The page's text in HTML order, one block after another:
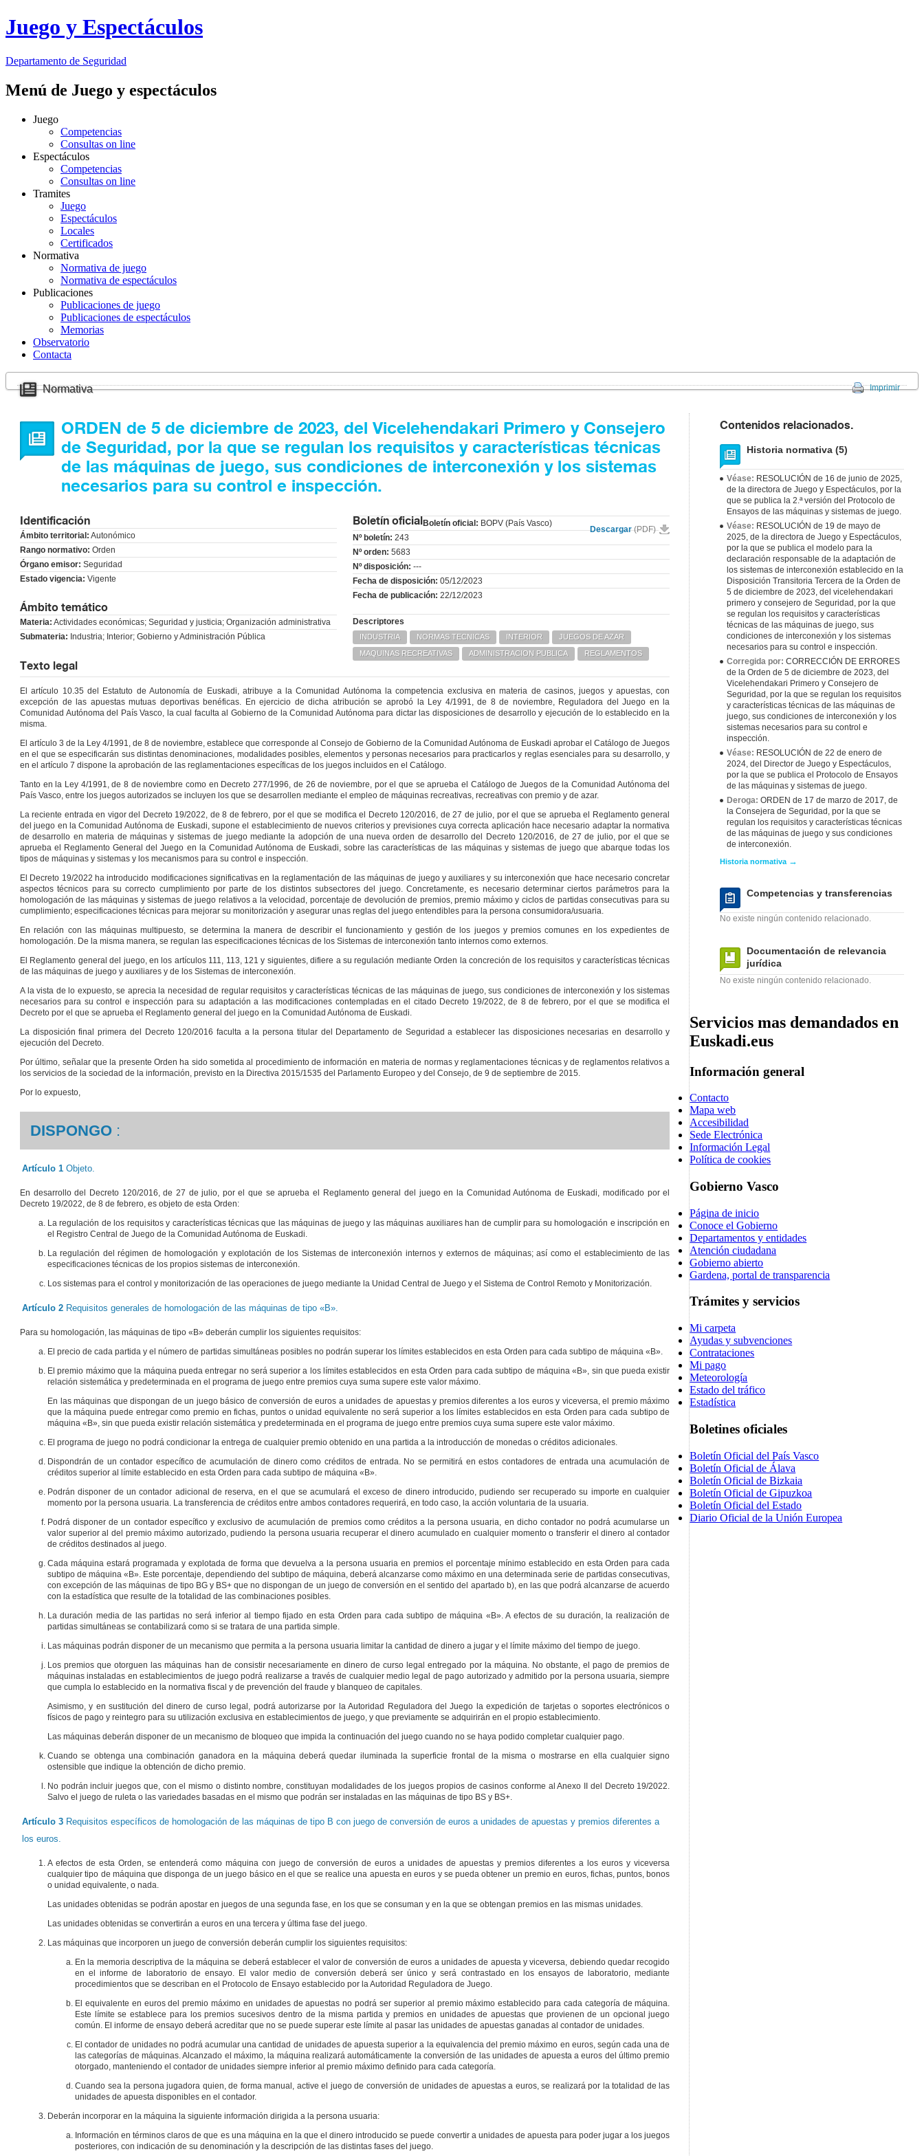
Juego y Espectáculos
Departamento de Seguridad
Menú de Juego y espectáculos
Juego
Competencias
Consultas on line
Espectáculos
Competencias
Consultas on line
Tramites
Juego
Espectáculos
Locales
Certificados
Normativa
Normativa de juego
Normativa de espectáculos
Publicaciones
Publicaciones de juego
Publicaciones de espectáculos
Memorias
Observatorio
Contacta
Normativa Imprimir
ORDEN de 5 de diciembre de 2023, del Vicelehendakari Primero y Consejero
de Seguridad, por la que se regulan los requisitos y características técnicas
de las máquinas de juego, sus condiciones de interconexión y los sistemas
necesarios para su control e inspección.
Identificación
Ámbito territorial: Autonómico
Rango normativo: Orden
Órgano emisor: Seguridad
Estado vigencia: Vigente
Boletín oficial
Descargar(PDF)
Boletín oficial: BOPV (País Vasco)
Nº boletín: 243
Nº orden: 5683
Nº disposición: ---
Fecha de disposición: 05/12/2023
Fecha de publicación: 22/12/2023
Ámbito temático
Materia: Actividades económicas; Seguridad y justicia; Organización administrativa
Submateria: Industria; Interior; Gobierno y Administración Pública
Descriptores
INDUSTRIA NORMAS TECNICAS INTERIOR
JUEGOS DE AZAR
MAQUINAS RECREATIVAS
ADMINISTRACION PUBLICA REGLAMENTOS
Texto legal
MONITORIZACIÓN Y
CONTROL DE SISTEMAS
El artículo 10.35 del Estatuto de Autonomía de Euskadi, atribuye a la Comunidad Autónoma la competencia exclusiva en materia de casinos, juegos y apuestas, con
excepción de las apuestas mutuas deportivas benéficas. En ejercicio de dicha atribución se aprobó la Ley 4/1991, de 8 de noviembre, Reguladora del Juego en la
Comunidad Autónoma del País Vasco, la cual faculta al Gobierno de la Comunidad Autónoma para dictar las disposiciones de desarrollo y ejecución de lo establecido en la
misma.
El artículo 3 de la Ley 4/1991, de 8 de noviembre, establece que corresponde al Consejo de Gobierno de la Comunidad Autónoma de Euskadi aprobar el Catálogo de Juegos
en el que se especificarán sus distintas denominaciones, modalidades posibles, elementos y personas necesarios para practicarlos y reglas esenciales para su desarrollo, y
en el artículo 7 dispone la aprobación de las reglamentaciones específicas de los juegos incluidos en el Catálogo.
Tanto en la Ley 4/1991, de 8 de noviembre como en Decreto 277/1996, de 26 de noviembre, por el que se aprueba el Catálogo de Juegos de la Comunidad Autónoma del
País Vasco, entre los juegos autorizados se incluyen los que se desarrollen mediante el empleo de máquinas recreativas, recreativas con premio y de azar.
La reciente entrada en vigor del Decreto 19/2022, de 8 de febrero, por el que se modifica el Decreto 120/2016, de 27 de julio, por el que se aprueba el Reglamento general
del juego en la Comunidad Autónoma de Euskadi, supone el establecimiento de nuevos criterios y previsiones cuya correcta aplicación hace necesario adaptar la normativa
de desarrollo en materia de máquinas y sistemas de juego mediante la adopción de una nueva orden de desarrollo del Decreto 120/2016, de 27 de julio, por el que se
aprueba el Reglamento General del Juego en la Comunidad Autónoma de Euskadi, sobre las características de las máquinas y sistemas de juego que abarque todas los
tipos de máquinas y sistemas y los mecanismos para su control e inspección.
El Decreto 19/2022 ha introducido modificaciones significativas en la reglamentación de las máquinas de juego y auxiliares y su interconexión que hace necesario concretar
aspectos técnicos para su correcto cumplimiento por parte de los distintos subsectores del juego. Concretamente, es necesario determinar ciertos parámetros para la
homologación de las máquinas y sistemas de juego relativos a la velocidad, porcentaje de devolución de premios, premio máximo y ciclos de partidas consecutivas para su
cumplimiento; especificaciones técnicas para mejorar su monitorización y asegurar unas reglas del juego entendibles para la persona consumidora/usuaria.
En relación con las máquinas multipuesto, se determina la manera de describir el funcionamiento y gestión de los juegos y premios comunes en los expedientes de
homologación. De la misma manera, se regulan las especificaciones técnicas de los Sistemas de interconexión tanto internos como externos.
El Reglamento general del juego, en los artículos 111, 113, 121 y siguientes, difiere a su regulación mediante Orden la concreción de los requisitos y características técnicas
de las máquinas de juego y auxiliares y de los Sistemas de interconexión.
A la vista de lo expuesto, se aprecia la necesidad de regular requisitos y características técnicas de las máquinas de juego, sus condiciones de interconexión y los sistemas
necesarios para su control e inspección para su adaptación a las modificaciones contempladas en el citado Decreto 19/2022, de 8 de febrero, por el que se modifica el
Decreto por el que se aprueba el Reglamento general del juego en la Comunidad Autónoma de Euskadi.
La disposición final primera del Decreto 120/2016 faculta a la persona titular del Departamento de Seguridad a establecer las disposiciones necesarias en desarrollo y
ejecución del Decreto.
Por último, señalar que la presente Orden ha sido sometida al procedimiento de información en materia de normas y reglamentaciones técnicas y de reglamentos relativos a
los servicios de la sociedad de la información, previsto en la Directiva 2015/1535 del Parlamento Europeo y del Consejo, de 9 de septiembre de 2015.
Por lo expuesto,
DISPONGO :
Artículo 1 Objeto.
En desarrollo del Decreto 120/2016, de 27 de julio, por el que se aprueba el Reglamento general del juego en la Comunidad Autónoma de Euskadi, modificado por el
Decreto 19/2022, de 8 de febrero, es objeto de esta Orden:
La regulación de los requisitos y características técnicas que las máquinas de juego y las máquinas auxiliares han de cumplir para su homologación e inscripción en
el Registro Central de Juego de la Comunidad Autónoma de Euskadi.
La regulación del régimen de homologación y explotación de los Sistemas de interconexión internos y externos de máquinas; así como el establecimiento de las
especificaciones técnicas de los propios sistemas de interconexión.
Los sistemas para el control y monitorización de las operaciones de juego mediante la Unidad Central de Juego y el Sistema de Control Remoto y Monitorización.
Artículo 2 Requisitos generales de homologación de las máquinas de tipo «B».
Para su homologación, las máquinas de tipo «B» deberán cumplir los siguientes requisitos:
El precio de cada partida y el número de partidas simultáneas posibles no podrán superar los límites establecidos en esta Orden para cada subtipo de máquina «B».
El premio máximo que la máquina pueda entregar no será superior a los límites establecidos en esta Orden para cada subtipo de máquina «B», sin que pueda existir
relación sistemática y predeterminada en el programa de juego entre premios cuya suma supere este valor máximo.
En las máquinas que dispongan de un juego básico de conversión de euros a unidades de apuestas y premios diferentes a los euros y viceversa, el premio máximo
que la máquina puede entregar como premio en fichas, puntos o unidad equivalente no será superior a los límites establecidos en esta Orden para cada subtipo de
máquina «B», sin que pueda existir relación sistemática y predeterminada en el programa de juego entre premios cuya suma supere este valor máximo.
El programa de juego no podrá condicionar la entrega de cualquier premio obtenido en una partida a la introducción de monedas o créditos adicionales.
Dispondrán de un contador específico de acumulación de dinero como créditos de entrada. No se permitirá en estos contadores de entrada una acumulación de
créditos superior al límite establecido en esta Orden para cada subtipo de máquina «B».
Podrán disponer de un contador adicional de reserva, en el que se acumulará el exceso de dinero introducido, pudiendo ser recuperado su importe en cualquier
momento por la persona usuaria. La transferencia de créditos entre ambos contadores requerirá, en todo caso, la acción voluntaria de la usuaria.
Podrá disponer de un contador específico y exclusivo de acumulación de premios como créditos a la persona usuaria, en dicho contador no podrá acumularse un
valor superior al del premio máximo autorizado, pudiendo la persona usuaria recuperar el dinero acumulado en cualquier momento o transferir el dinero al contador
de créditos destinados al juego.
Cada máquina estará programada y explotada de forma que devuelva a la persona usuaria en premios el porcentaje mínimo establecido en esta Orden para cada
subtipo de máquina «B». Este porcentaje, dependiendo del subtipo de máquina, deberá alcanzarse como máximo en una determinada serie de partidas consecutivas,
con excepción de las máquinas de tipo BG y BS+ que no dispongan de un juego de conversión en el sentido del apartado b), en las que podrá alcanzarse de acuerdo
con la estadística que resulte de la totalidad de las combinaciones posibles.
La duración media de las partidas no será inferior al tiempo fijado en esta Orden para cada subtipo de máquina «B». A efectos de su duración, la realización de
partidas simultáneas se contabilizará como si se tratara de una partida simple.
Las máquinas podrán disponer de un mecanismo que permita a la persona usuaria limitar la cantidad de dinero a jugar y el límite máximo del tiempo de juego.
Los premios que otorguen las máquinas han de consistir necesariamente en dinero de curso legal entregado por la máquina. No obstante, el pago de premios de
máquinas instaladas en establecimientos de juego podrá realizarse a través de cualquier medio legal de pago autorizado y admitido por la persona usuaria, siempre
que cumpla lo establecido en la normativa fiscal y de prevención del fraude y blanqueo de capitales.
Asimismo, y en sustitución del dinero de curso legal, podrá autorizarse por la Autoridad Reguladora del Juego la expedición de tarjetas o soportes electrónicos o
físicos de pago y reintegro para su utilización exclusiva en establecimientos de juego, y que previamente se adquirirán en el propio establecimiento.
Las máquinas deberán disponer de un mecanismo de bloqueo que impida la continuación del juego cuando no se haya podido completar cualquier pago.
Cuando se obtenga una combinación ganadora en la máquina deberá quedar iluminada la superficie frontal de la misma o mostrarse en ella cualquier signo
ostensible que indique la obtención de dicho premio.
No podrán incluir juegos que, con el mismo o distinto nombre, constituyan modalidades de los juegos propios de casinos conforme al Anexo II del Decreto 19/2022.
Salvo el juego de ruleta o las variedades basadas en el mismo que podrán ser instaladas en las máquinas de tipo BS y BS+.
Artículo 3 Requisitos específicos de homologación de las máquinas de tipo B con juego de conversión de euros a unidades de apuestas y premios diferentes a
los euros.
A efectos de esta Orden, se entenderá como máquina con juego de conversión de euros a unidades de apuestas y premios diferentes a los euros y viceversa
cualquier tipo de máquina que disponga de un juego básico en el que se realice una apuesta en euros y se pueda obtener un premio en euros, fichas, puntos, bonos
o unidad equivalente, o nada.
Las unidades obtenidas se podrán apostar en juegos de una segunda fase, en los que se consuman y en la que se obtengan premios en las mismas unidades.
Las unidades obtenidas se convertirán a euros en una tercera y última fase del juego.
Las máquinas que incorporen un juego de conversión deberán cumplir los siguientes requisitos:
En la memoria descriptiva de la máquina se deberá establecer el valor de conversión de euros a unidades de apuesta y viceversa, debiendo quedar recogido
en el informe de laboratorio de ensayo. El valor medio de conversión deberá ser único y será contrastado en los ensayos de laboratorio, mediante
procedimientos que se describan en el Protocolo de Ensayo establecido por la Autoridad Reguladora de Juego.
El equivalente en euros del premio máximo en unidades de apuestas no podrá ser superior al premio máximo establecido para cada categoría de máquina.
Este límite se establece para los premios sucesivos dentro de la misma partida y premios en unidades de apuestas que provienen de un opcional juego
común. El informe de ensayo deberá acreditar que no se puede superar este límite al pasar las unidades de apuestas ganadas al contador de unidades.
El contador de unidades no podrá acumular una cantidad de unidades de apuesta superior a la equivalencia del premio máximo en euros, según cada una de
las categorías de máquinas. Alcanzado el máximo, la máquina realizará automáticamente la conversión de las unidades de apuesta a euros del último premio
otorgado, manteniendo el contador de unidades siempre inferior al premio máximo definido para cada categoría.
Cuando sea la persona jugadora quien, de forma manual, active el juego de conversión de unidades de apuestas a euros, se realizará por la totalidad de las
unidades de apuesta disponibles en el contador.
Deberán incorporar en la máquina la siguiente información dirigida a la persona usuaria:
Información en términos claros de que es una máquina en la que el dinero introducido se puede convertir a unidades de apuesta para poder jugar a los juegos
posteriores, con indicación de su denominación y la descripción de las distintas fases del juego.
Contenidos relacionados.
Historia normativa (5)
Véase: RESOLUCIÓN de 16 de junio de 2025,
de la directora de Juego y Espectáculos, por la
que se publica la 2.ª versión del Protocolo de
Ensayos de las máquinas y sistemas de juego.
Véase: RESOLUCIÓN de 19 de mayo de
2025, de la directora de Juego y Espectáculos,
por la que se publica el modelo para la
declaración responsable de la adaptación de
los sistemas de interconexión establecido en la
Disposición Transitoria Tercera de la Orden de
5 de diciembre de 2023, del vicelehendakari
primero y consejero de Seguridad, por la que
se regulan los requisitos y características
técnicas de las máquinas de juego, sus
condiciones de interconexión y los sistemas
necesarios para su control e inspección.
Corregida por:CORRECCIÓN DE ERRORES
de la Orden de 5 de diciembre de 2023, del
Vicelehendakari Primero y Consejero de
Seguridad, por la que se regulan los requisitos
y características técnicas de las máquinas de
juego, sus condiciones de interconexión y los
sistemas necesarios para su control e
inspección.
Véase: RESOLUCIÓN de 22 de enero de
2024, del Director de Juego y Espectáculos,
por la que se publica el Protocolo de Ensayos
de las máquinas y sistemas de juego.
Deroga:ORDEN de 17 de marzo de 2017, de
la Consejera de Seguridad, por la que se
regulan los requisitos y características técnicas
de las máquinas de juego y sus condiciones
de interconexión.
Historia normativa →
Competencias y transferencias
No existe ningún contenido relacionado.
Documentación de relevancia
jurídica
No existe ningún contenido relacionado.
Servicios mas demandados en
Euskadi.eus
Información general
Contacto
Mapa web
Accesibilidad
Sede Electrónica
Información Legal
Política de cookies
Gobierno Vasco
Página de inicio
Conoce el Gobierno
Departamentos y entidades
Atención ciudadana
Gobierno abierto
Gardena, portal de transparencia
Trámites y servicios
Mi carpeta
Ayudas y subvenciones
Contrataciones
Mi pago
Meteorología
Estado del tráfico
Estadística
Boletines oficiales
Boletín Oficial del País Vasco
Boletín Oficial de Álava
Boletín Oficial de Bizkaia
Boletín Oficial de Gipuzkoa
Boletín Oficial del Estado
Diario Oficial de la Unión Europea